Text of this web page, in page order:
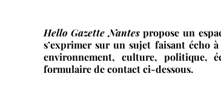
Hello Gazette Nantespropose un
s’exprimer sur un sujet faisant écho
environnement, culture, politique,
formulaire de contact ci-dessous.